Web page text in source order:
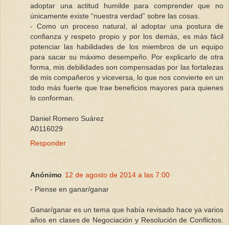
adoptar una actitud humilde para comprender que no
únicamente existe “nuestra verdad” sobre las cosas.
- Como un proceso natural, al adoptar una postura de
confianza y respeto propio y por los demás, es más fácil
potenciar las habilidades de los miembros de un equipo
para sacar su máximo desempeño. Por explicarlo de otra
forma, mis debilidades son compensadas por las fortalezas
de mis compañeros y viceversa, lo que nos convierte en un
todo más fuerte que trae beneficios mayores para quienes
lo conforman.
Daniel Romero Suárez
A0116029
Responder
Anónimo 12 de agosto de 2014 a las 7:00
- Piense en ganar/ganar
Ganar/ganar es un tema que había revisado hace ya varios
años en clases de Negociación y Resolución de Conflictos.